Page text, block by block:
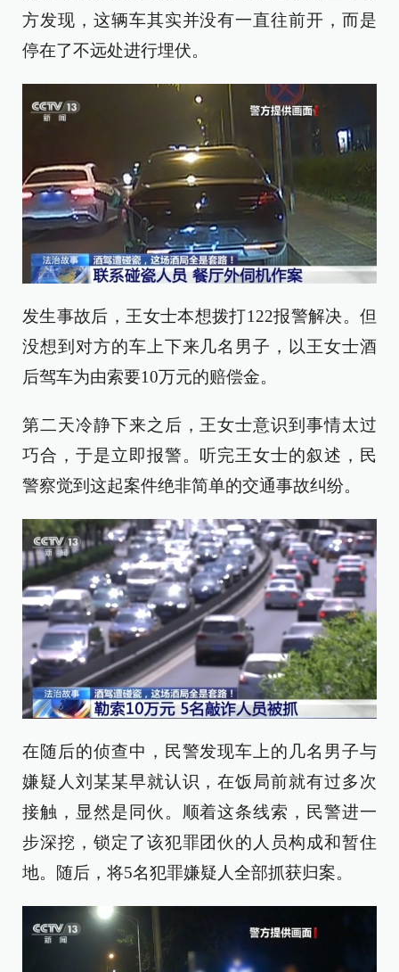
方发现，这辆车其实并没有一直往前开，而是
停在了不远处进行埋伏。
发生事故后，王女士本想拨打122报警解决。但
没想到对方的车上下来几名男子，以王女士酒
后驾车为由索要10万元的赔偿金。
第二天冷静下来之后，王女士意识到事情太过
巧合，于是立即报警。听完王女士的叙述，民
警察觉到这起案件绝非简单的交通事故纠纷。
在随后的侦查中，民警发现车上的几名男子与
嫌疑人刘某某早就认识，在饭局前就有过多次
接触，显然是同伙。顺着这条线索，民警进一
步深挖，锁定了该犯罪团伙的人员构成和暂住
地。随后，将5名犯罪嫌疑人全部抓获归案。